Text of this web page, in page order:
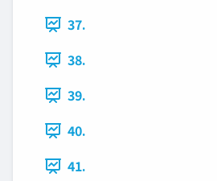
37.
38.
39.
40.
41.